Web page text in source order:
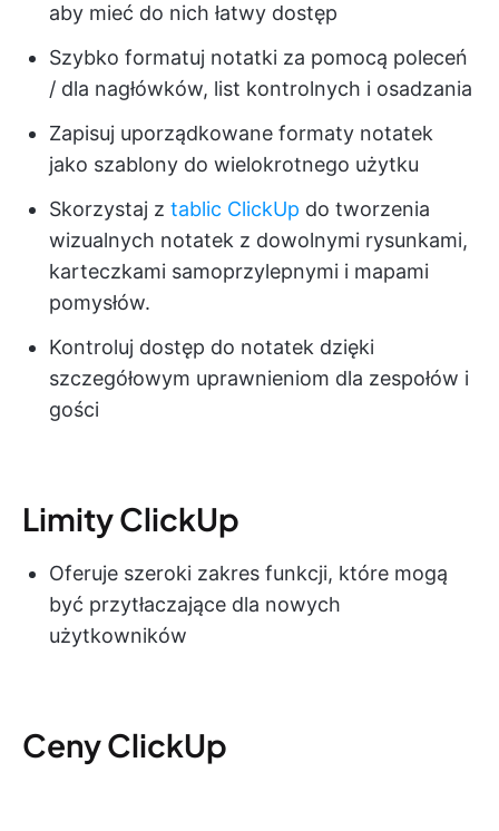
aby mieć do nich łatwy dostęp
Szybko formatuj notatki za pomocą poleceń
/ dla nagłówków, list kontrolnych i osadzania
Zapisuj uporządkowane formaty notatek
jako szablony do wielokrotnego użytku
Skorzystaj z tablic ClickUp do tworzenia
wizualnych notatek z dowolnymi rysunkami,
karteczkami samoprzylepnymi i mapami
pomysłów.
Kontroluj dostęp do notatek dzięki
szczegółowym uprawnieniom dla zespołów i
gości
Limity ClickUp
Oferuje szeroki zakres funkcji, które mogą
być przytłaczające dla nowych
użytkowników
Ceny ClickUp